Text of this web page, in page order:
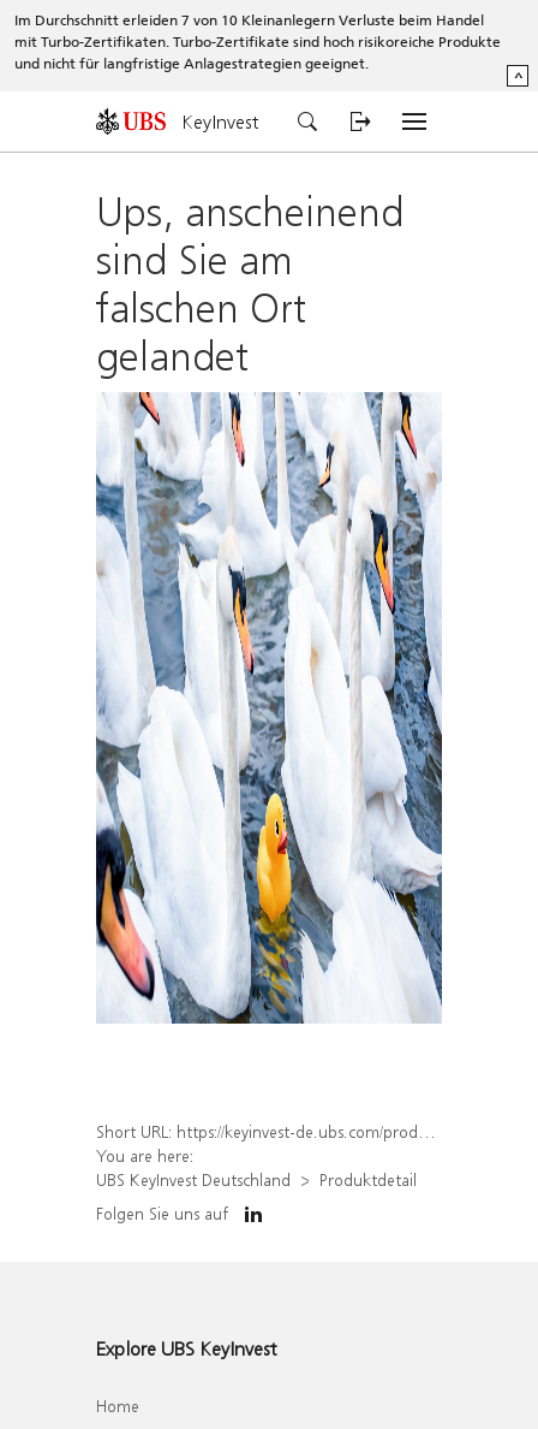
Im Durchschnitt erleiden 7 von 10 Kleinanlegern Verluste beim Handel
mit Turbo-Zertifikaten. Turbo-Zertifikate sind hoch risikoreiche Produkte
und nicht für langfristige Anlagestrategien geeignet.
^
KeyInvest
Ups, anscheinend
sind Sie am
falschen Ort
gelandet
Short URL: https://keyinvest-de.ubs.com/produkt/detail/index/isin/DE000WA562W6
You are here:
UBS KeyInvest Deutschland
Produktdetail
Folgen Sie uns auf
Explore UBS KeyInvest
Home